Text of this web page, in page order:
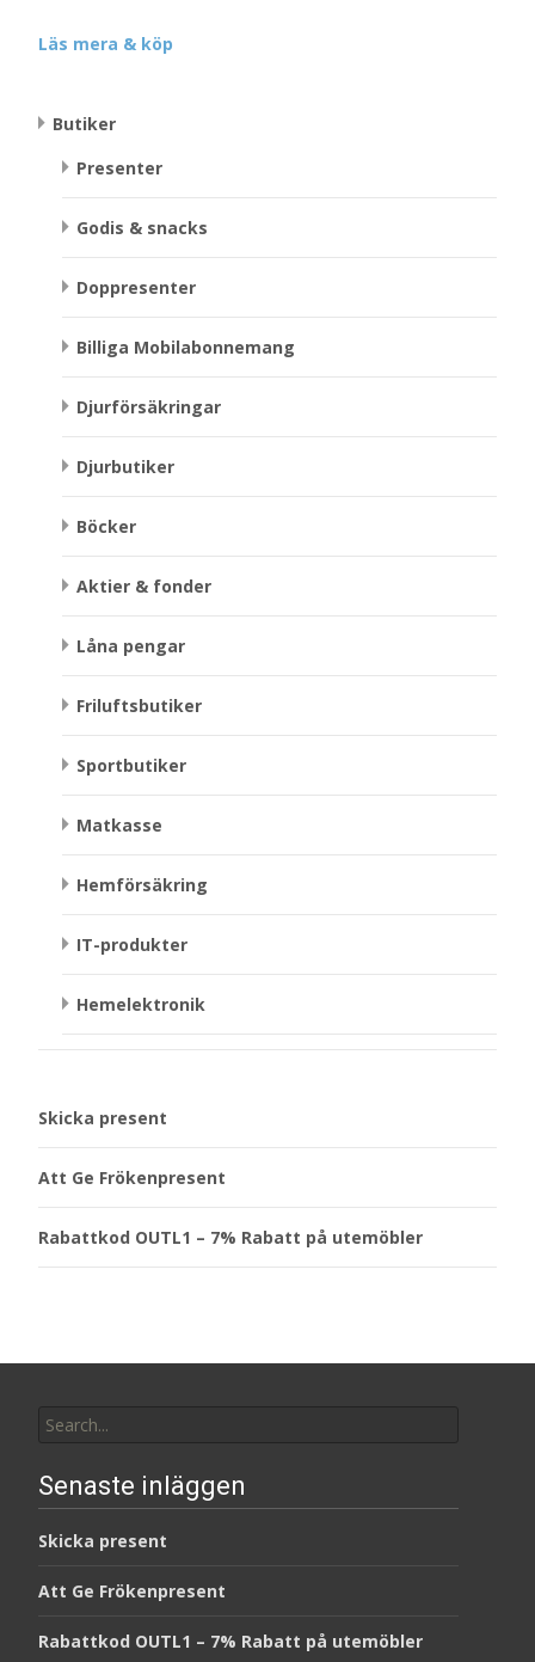
Läs mera & köp
Butiker
Presenter
Godis & snacks
Doppresenter
Billiga Mobilabonnemang
Djurförsäkringar
Djurbutiker
Böcker
Aktier & fonder
Låna pengar
Friluftsbutiker
Sportbutiker
Matkasse
Hemförsäkring
IT-produkter
Hemelektronik
Skicka present
Att Ge Frökenpresent
Rabattkod OUTL1 – 7% Rabatt på utemöbler
for:
Senaste inläggen
Skicka present
Att Ge Frökenpresent
Rabattkod OUTL1 – 7% Rabatt på utemöbler